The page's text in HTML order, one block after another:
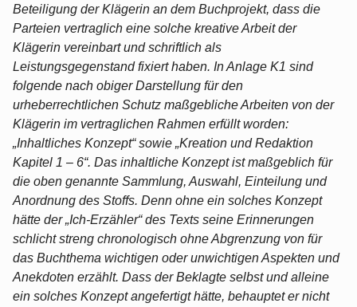
Beteiligung der Klägerin an dem Buchprojekt, dass die
Parteien vertraglich eine solche kreative Arbeit der
Klägerin vereinbart und schriftlich als
Leistungsgegenstand fixiert haben. In Anlage K1 sind
folgende nach obiger Darstellung für den
urheberrechtlichen Schutz maßgebliche Arbeiten von der
Klägerin im vertraglichen Rahmen erfüllt worden:
„Inhaltliches Konzept“ sowie „Kreation und Redaktion
Kapitel 1 – 6“. Das inhaltliche Konzept ist maßgeblich für
die oben genannte Sammlung, Auswahl, Einteilung und
Anordnung des Stoffs. Denn ohne ein solches Konzept
hätte der „Ich-Erzähler“ des Texts seine Erinnerungen
schlicht streng chronologisch ohne Abgrenzung von für
das Buchthema wichtigen oder unwichtigen Aspekten und
Anekdoten erzählt. Dass der Beklagte selbst und alleine
ein solches Konzept angefertigt hätte, behauptet er nicht